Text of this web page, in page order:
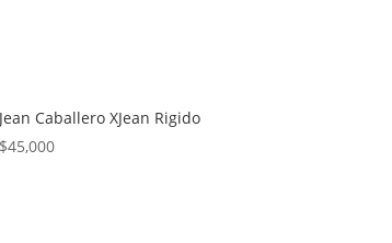
Jean Caballero XJean Rigido
$45,000